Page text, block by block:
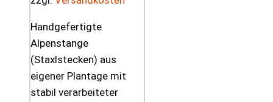
Handgefertigte
Alpenstange
(Staxlstecken) aus
eigener Plantage mit
stabil verarbeiteter